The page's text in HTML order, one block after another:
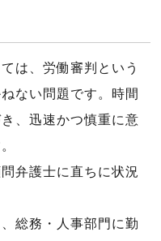
は、労働審判という
ない問題です。時間
、迅速かつ慎重に意
弁護士に直ちに状況
総務・人事部門に勤